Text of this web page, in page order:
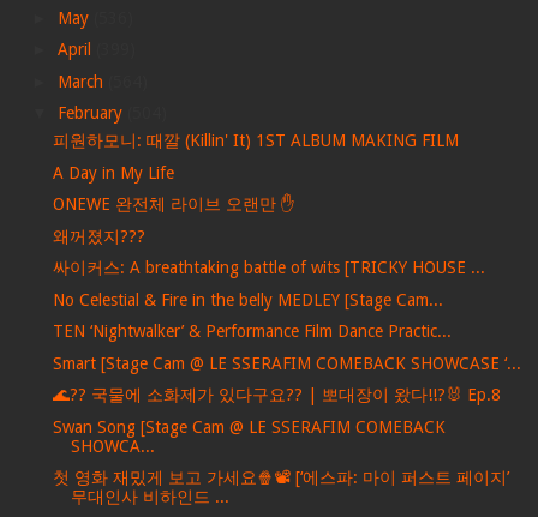
May
April
March
February
피원하모니: 때깔 (Killin' It) 1ST ALBUM MAKING FILM
A Day in My Life
ONEWE 완전체 라이브 오랜만 ✋
왜꺼졌지???
싸이커스: A breathtaking battle of wits [TRICKY HOUSE ...
No Celestial & Fire in the belly MEDLEY [Stage Cam...
TEN ‘Nightwalker’ & Performance Film Dance Practic...
Smart [Stage Cam @ LE SSERAFIM COMEBACK SHOWCASE ‘...
🌊?? 국물에 소화제가 있다구요?? | 뽀대장이 왔다!!?🐰 Ep.8
Swan Song [Stage Cam @ LE SSERAFIM COMEBACK
SHOWCA...
첫 영화 재밌게 보고 가세요🍿📽️ [‘에스파: 마이 퍼스트 페이지’
무대인사 비하인드 ...